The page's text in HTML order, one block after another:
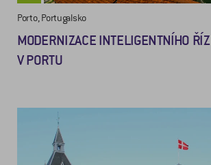
Porto, Portugalsko
MODERNIZACE INTELIGENTNÍHO
V PORTU